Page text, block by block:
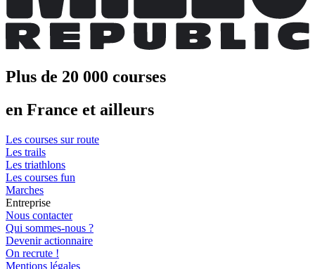
Plus de 20 000 courses
en France et ailleurs
Les courses sur route
Les trails
Les triathlons
Les courses fun
Marches
Entreprise
Nous contacter
Qui sommes-nous ?
Devenir actionnaire
On recrute !
Mentions légales